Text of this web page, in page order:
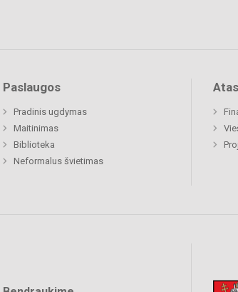
Paslaugos
Pradinis ugdymas
Maitinimas
Biblioteka
Neformalus švietimas